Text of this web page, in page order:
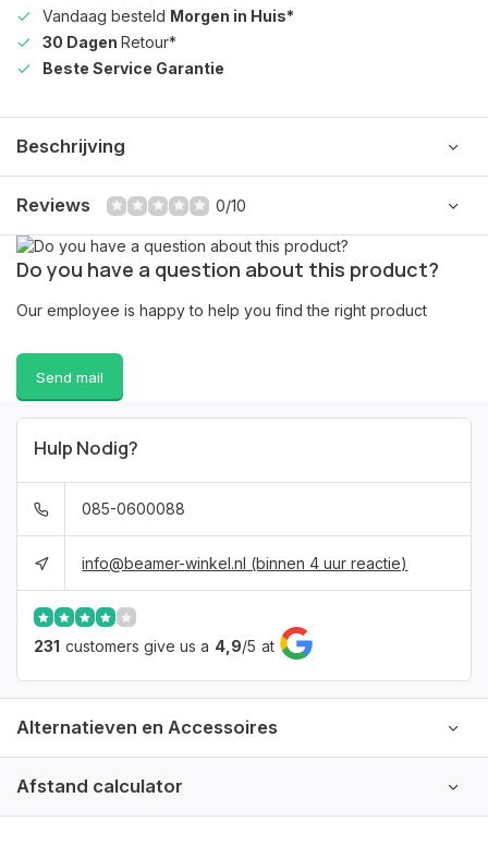
Vandaag besteld Morgen in Huis*
30 Dagen Retour*
Beste Service Garantie
Beschrijving
Reviews 0/10
Do you have a question about this product?
Our employee is happy to help you find the right product
Send mail
Hulp Nodig?
085-0600088
info@beamer-winkel.nl (binnen 4 uur reactie)
231 customers give us a 4,9/5 at
Alternatieven en Accessoires
Afstand calculator